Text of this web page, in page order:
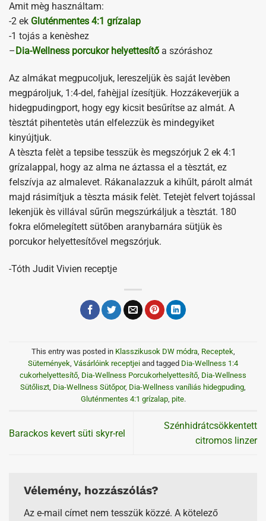
Amit mèg használtam:
-2 ek Gluténmentes 4:1 grízalap
-1 tojás a kenèshez
– Dia-Wellness porcukor helyettesítő a szóráshoz
Az almákat megpucoljuk, lereszeljük ès saját levèben
megpároljuk, 1:4-del, fahèjjal ízesítjük. Hozzákeverjük a
hidegpudingport, hogy egy kicsit besűrítse az almát. A
tèsztát pihentetès után elfelezzük ès mindegyiket
kinyújtjuk.
A tèszta felèt a tepsibe tesszük ès megszórjuk 2 ek 4:1
grízalappal, hogy az alma ne áztassa el a tèsztát, ez
felszívja az almalevet. Rákanalazzuk a kihűlt, párolt almát
majd rásimítjuk a tèszta másik felèt. Tetejèt felvert tojással
lekenjük ès villával sűrűn megszúrkáljuk a tèsztát. 180
fokra előmelegített sütőben aranybarnára sütjük ès
porcukor helyettesítővel megszórjuk.
-Tóth Judit Vivien receptje
This entry was posted in Klasszikusok DW módra, Receptek,
Sütemények, Vásárlóink receptjei and tagged Dia-Wellness 1:4
cukorhelyettesítő, Dia-Wellness Porcukorhelyettesítő, Dia-Wellness
Sütőliszt, Dia-Wellness Sütőpor, Dia-Wellness vaníliás hidegpuding,
Gluténmentes 4:1 grízalap, pite.
Barackos kevert süti skyr-rel
Szénhidrátcsökkentett
citromos linzer
Vélemény, hozzászólás?
Az e-mail címet nem tesszük közzé. A kötelező